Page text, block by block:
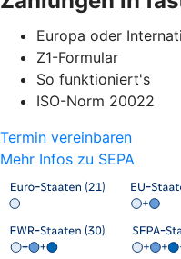
Europa oder
Z1-Formular
So funktioniert's
ISO-Norm 20022
Termin vereinbaren
Mehr Infos zu SEPA